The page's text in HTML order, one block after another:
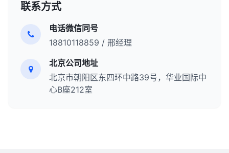
联系方式
电话微信同号
18810118859 / 邢经理
北京公司地址
北京市朝阳区东四环中路39号，华业国际中
心B座212室